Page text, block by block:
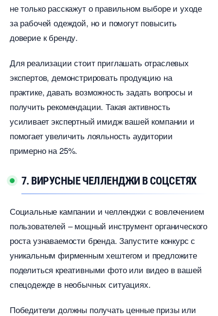
не только расскажут о правильном выборе и уходе
за рабочей одеждой, но и помогут повысить
доверие к бренду.
Для реализации стоит приглашать отраслевых
экспертов, демонстрировать продукцию на
практике, давать возможность задать вопросы и
получить рекомендации. Такая активность
усиливает экспертный имидж вашей компании и
помогает увеличить лояльность аудитории
примерно на 25%.
7. ВИРУСНЫЕ ЧЕЛЛЕНДЖИ В СОЦСЕТЯХ
Социальные кампании и челленджи с вовлечением
пользователей – мощный инструмент органического
роста узнаваемости бренда. Запустите конкурс с
уникальным фирменным хештегом и предложите
поделиться креативными фото или видео в вашей
спецодежде в необычных ситуациях.
Победители должны получать ценные призы или